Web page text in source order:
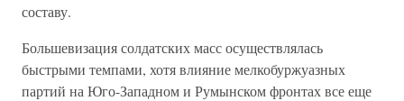
составу.
Большевизация солдатских масс осуществлялась
быстрыми темпами, хотя влияние мелкобуржуазных
партий на Юго-Западном и Румынском фронтах все еще